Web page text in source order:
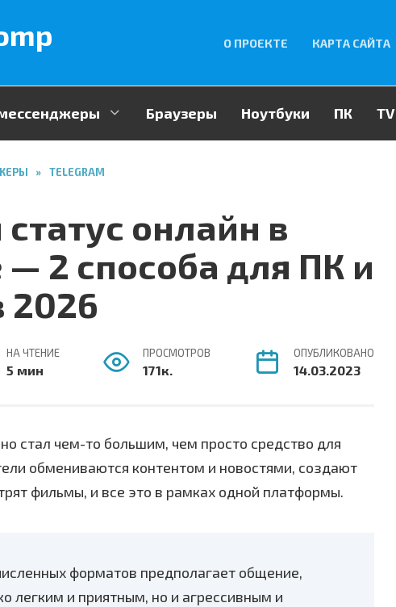
О ПРОЕКТЕ КАРТА САЙТА
Браузеры Ноутбуки ПК TV
» TELEGRAM
онлайн в
2 способа для ПК и
2026
НА ЧТЕНИЕ
5 мин
ПРОСМОТРОВ
171к.
ОПУБЛИКОВАНО
14.03.2023
стал чем-то большим, чем просто средство для
обмениваются контентом и новостями, создают
фильмы, и все это в рамках одной платформы.
форматов предполагает общение,
легким и приятным, но и агрессивным и